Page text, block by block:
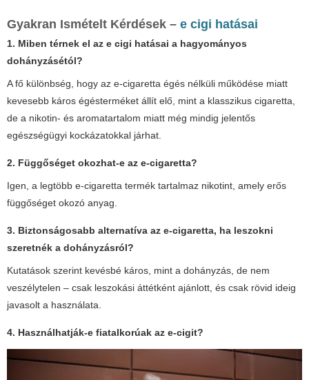
Gyakran Ismételt Kérdések – e cigi hatásai
1. Miben térnek el az e cigi hatásai a hagyományos
dohányzásétól?
A fő különbség, hogy az e-cigaretta égés nélküli működése miatt
kevesebb káros égésterméket állít elő, mint a klasszikus cigaretta,
de a nikotin- és aromatartalom miatt még mindig jelentős
egészségügyi kockázatokkal járhat.
2. Függőséget okozhat-e az e-cigaretta?
Igen, a legtöbb e-cigaretta termék tartalmaz nikotint, amely erős
függőséget okozó anyag.
3. Biztonságosabb alternatíva az e-cigaretta, ha leszokni
szeretnék a dohányzásról?
Kutatások szerint kevésbé káros, mint a dohányzás, de nem
veszélytelen – csak leszokási áttétként ajánlott, és csak rövid ideig
javasolt a használata.
4. Használhatják-e fiatalkorúak az e-cigit?